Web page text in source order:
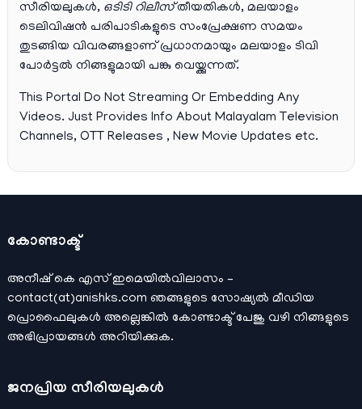
സീരിയലുകള്‍, ഒടിടി റിലീസ്തീയതികള്‍, മലയാളം
ടെലിവിഷന്‍ പരിപാടികളുടെ സംപ്രേക്ഷണ സമയം
തുടങ്ങിയ വിവരങ്ങളാണ് പ്രധാനമായും മലയാളം ടിവി
പോര്‍ട്ടല്‍ നിങ്ങളുമായി പങ്കു വെയ്ക്കുന്നത്.
This Portal Do Not Streaming Or Embedding Any
Videos. Just Provides Info About Malayalam Television
Channels, OTT Releases , New Movie Updates etc.
കോണ്ടാക്ട്
അനീഷ്‌ കെ എസ് ഇമെയില്‍വിലാസം –
contact(at)anishks.com ഞങ്ങളുടെ സോഷ്യല്‍ മീഡിയ
പ്രൊഫൈലുകള്‍ അല്ലെങ്കില്‍ കോണ്ടാക്ട്പേജു വഴി നിങ്ങളുടെ
അഭിപ്രായങ്ങള്‍ അറിയിക്കുക.
ജനപ്രിയ സീരിയലുകള്‍